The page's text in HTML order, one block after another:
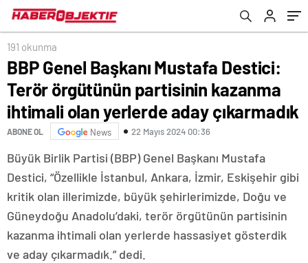
yerlerde aday çıkarmadık
191 okunma
BBP Genel Başkanı Mustafa Destici:
Terör örgütünün partisinin kazanma
ihtimali olan yerlerde aday çıkarmadık
ABONE OL News 22 Mayıs 2024 00:36
Büyük Birlik Partisi (BBP) Genel Başkanı Mustafa
Destici, “Özellikle İstanbul, Ankara, İzmir, Eskişehir gibi
kritik olan illerimizde, büyük şehirlerimizde, Doğu ve
Güneydoğu Anadolu’daki, terör örgütünün partisinin
kazanma ihtimali olan yerlerde hassasiyet gösterdik
ve aday çıkarmadık.” dedi.